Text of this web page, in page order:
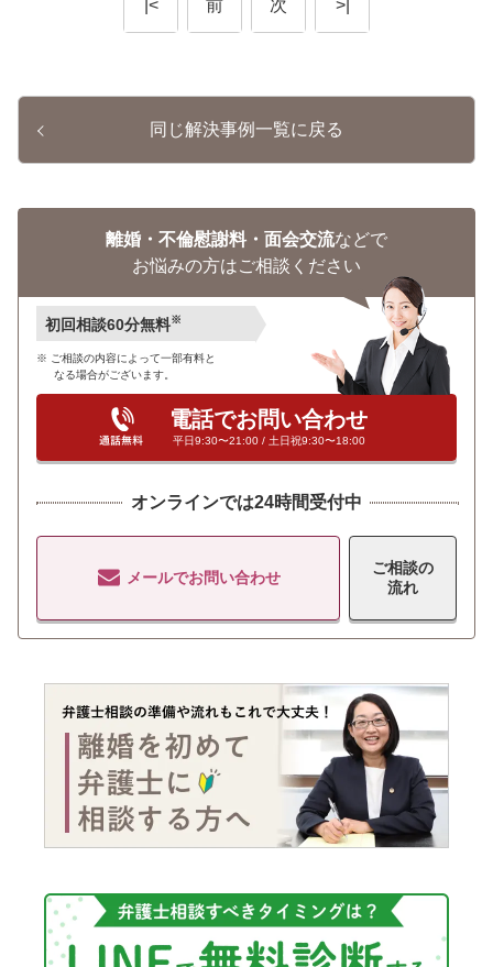
|< 前 次 >|
同じ解決事例一覧に戻る
離婚・不倫慰謝料・面会交流などで
お悩みの方はご相談ください
初回相談60分無料※
ご相談の内容によって一部有料と
なる場合がございます。
電話でお問い合わせ
平日9:30〜21:00 / 土日祝9:30〜18:00
オンラインでは24時間受付中
メールでお問い合わせ
ご相談の
流れ